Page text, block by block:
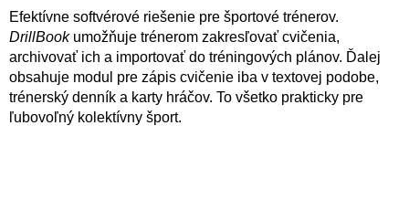
Efektívne softvérové riešenie pre športové trénerov.
DrillBookumožňuje trénerom zakresľovať cvičenia,
archivovať ich a importovať do tréningových plánov. Ďalej
obsahuje modul pre zápis cvičenie iba v textovej podobe,
trénerský denník a karty hráčov. To všetko prakticky pre
ľubovoľný kolektívny šport.